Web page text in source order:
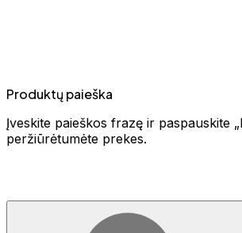
Produktų paieška
Įveskite paieškos frazę ir paspauskite
peržiūrėtumėte prekes.